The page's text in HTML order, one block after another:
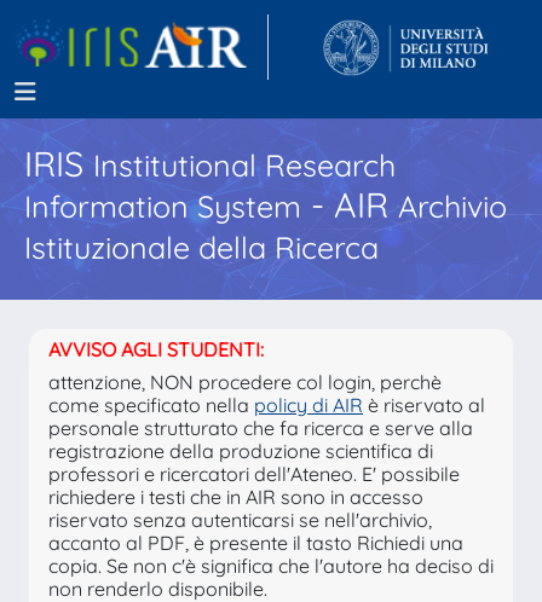
IRISInstitutional Research
Information System - AIR Archivio
Istituzionale della Ricerca
AVVISO AGLI STUDENTI:
attenzione, NON procedere col login, perchè
come specificato nella policy di AIR è riservato al
personale strutturato che fa ricerca e serve alla
registrazione della produzione scientifica di
professori e ricercatori dell'Ateneo. E' possibile
richiedere i testi che in AIR sono in accesso
riservato senza autenticarsi se nell'archivio,
accanto al PDF, è presente il tasto Richiedi una
copia. Se non c'è significa che l'autore ha deciso di
non renderlo disponibile.